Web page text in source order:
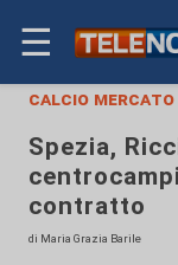
☰
calcio mercato
Spezia,
contratto
di Maria Grazia Barile